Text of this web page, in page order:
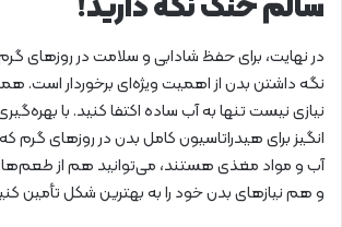
سالم خنک نگه دارید!
در نهایت، برای حفظ شادابی و سلامت در روزهای
نگه داشتن بدن از اهمیت ویژه‌ای برخوردار است.
انگیز برای هیدراتاسیون کامل بدن در روزهای گرم
آب و مواد مغذی هستند، می‌توانید هم از
و هم نیازهای بدن خود را به بهترین شکل تأمین